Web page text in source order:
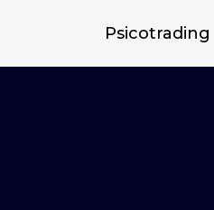
Psicotrading